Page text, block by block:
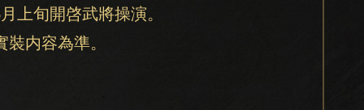
上旬開啓武將操演。
内容為準。